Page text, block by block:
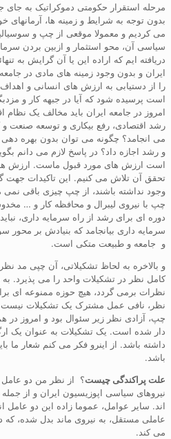
مرحله استقرار حکومتی دموکراتیک به
بدون توجه به شرایط و زمینه ها، آرمانهای
می کردیم و معمولا موقعی از چپ و
سیاسی آن، محو استثمار و ازبین بردن
دریافته ایم که اراده این یا آن گرایش به
ایران و بدون وجود زمینه های مادی در
را از دستیابی به ارزش های انسانی و
است پرسیده شود که آیا در جبهه کار و
امروز در جامعه ایران باید مخالف یک نظام
رشد اقتصادی، رفع بیکاری و توسعه صنعت و
می انجامد؟ چگونه می توان بدون بهره
و رشد اجازه داد؟ در پاسخ لازم می دانم
است ارزش های مورد قبول ماست. ارزش
تحقق آن تلاش می کنیم. این تاکیدات جهت
وجود نداشته باشند، از چپ چیزی باقی نمی
چپ با نیروی لیبرال و محافظه کار و …
دوره ای برای رشد از راه سرمایه داری،
سرمایه داری بیانجامد که بنیادش بر محور
و جامعه و طبیعت متکی است.
و بالاخره به لحاظ تشکیلاتی، آن چپی مد
کامل نظر در تشکیلات واحد را می پذیرد. به
نظرات برمی گردد، هیچ حوزه ممنوعه ای
نظر، نافی عمل مشترک یک تشکیلات
چپ، آزادی نظر زیر سئوال بود و امروز
دار شده است. یک تشکیلات به عنوان یک
داشته باشد. از اینرو فکر می کنم شعار ما
باشد.
علت پراکندگی چیست؟ از نظر من دو عامل
نیروهای سیاسی اپوزیسیون ایران و از
اند. سایر عوامل، عموما زاده این دو عامل
عاملی مستقل، به نیروی ماند بدل شده، که
می کند.